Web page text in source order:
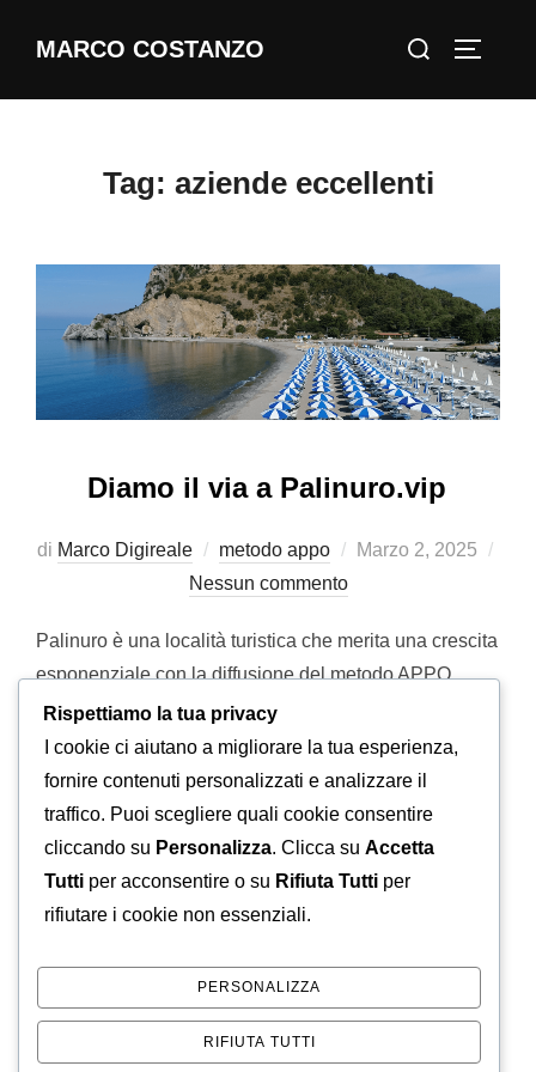
MARCO COSTANZO
Cerca
Tag: aziende eccellenti
Diamo il via a Palinuro.vip
di Marco Digireale metodo appo
Pubblicato
Marzo 2, 2025
Nessun commento
Palinuro è una località turistica che merita una crescita
esponenziale con la diffusione del metodo APPO.
Abbiamo creato le basi per poter offrire alla città un
nuovo strumento palinuro.vip (Very important place) e
l’articolo di apertura riguarda una delle realtà più belle,
dal punto di vista turistico, di tutto il Cilento: l’Arco
Naturale Club. Se …
LEGGI TUTTO
Rispettiamo la tua privacy
I cookie ci aiutano a migliorare la tua esperienza,
fornire contenuti personalizzati e analizzare il
traffico. Puoi scegliere quali cookie consentire
cliccando su Personalizza. Clicca su Accetta
Tutti per acconsentire o su Rifiuta Tutti per
rifiutare i cookie non essenziali.
PERSONALIZZA
RIFIUTA TUTTI